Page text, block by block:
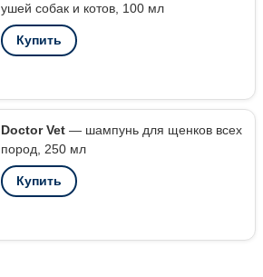
ушей собак и котов, 100 мл
Купить
Doctor Vet— шампунь для щенков всех
пород, 250 мл
Купить